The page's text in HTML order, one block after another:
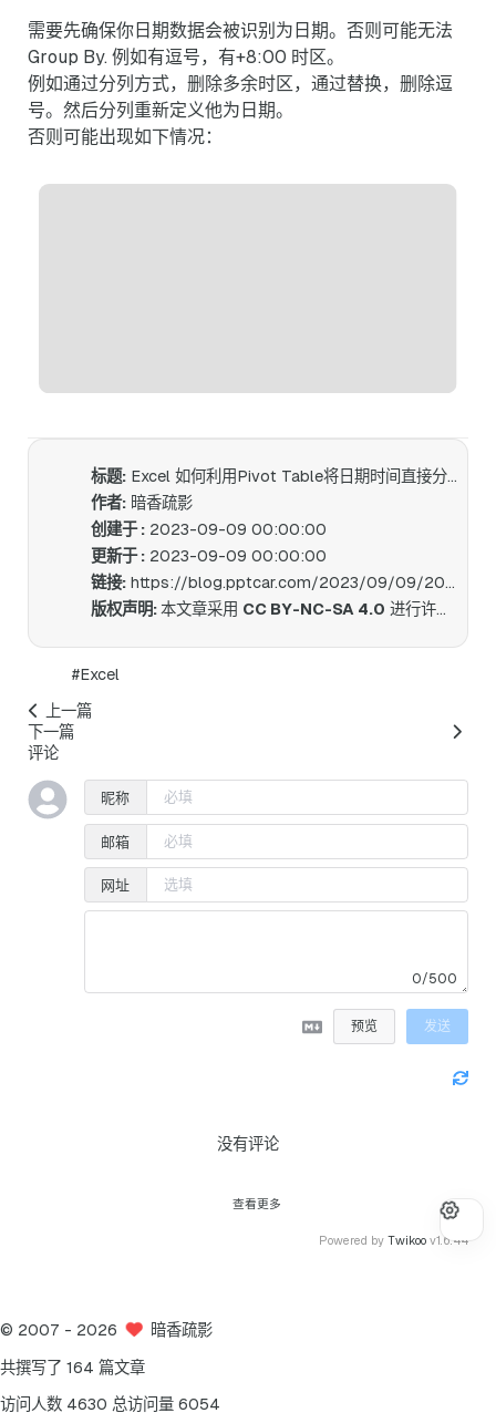
需要先确保你日期数据会被识别为日期。否则可能无法
Group By. 例如有逗号，有+8:00 时区。
例如通过分列方式，删除多余时区，通过替换，删除逗
号。然后分列重新定义他为日期。
否则可能出现如下情况：
标题: Excel 如何利用Pivot Table将日期时间直接分类为月汇总
作者: 暗香疏影
创建于 : 2023-09-09 00:00:00
更新于 : 2023-09-09 00:00:00
链接: https://blog.pptcar.com/2023/09/09/2023-09-09-Excel-Pivot-Table-Group-By/
版权声明:本文章采用 CC BY-NC-SA 4.0 进行许可。
#Excel
上一篇
下一篇
评论
昵称
邮箱
网址
0/500
预览 发送
没有评论
查看更多
Powered by Twikoov1.6.44
© 2007 - 2026 暗香疏影
共撰写了 164 篇文章
访问人数 4630 总访问量 6054